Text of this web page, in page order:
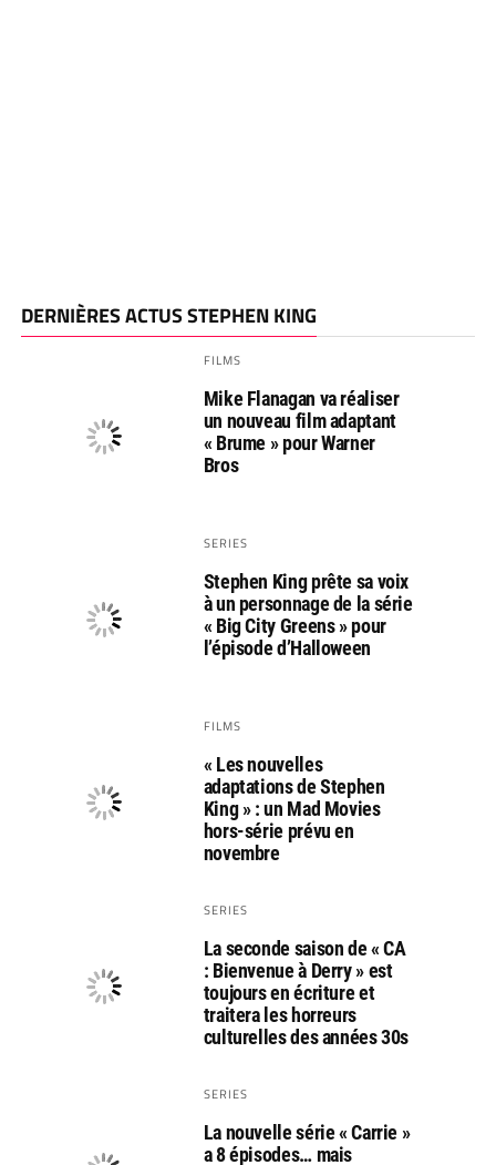
DERNIÈRES ACTUS STEPHEN KING
FILMS
Mike Flanagan va réaliser
un nouveau film adaptant
« Brume » pour Warner
Bros
SERIES
Stephen King prête sa voix
à un personnage de la série
« Big City Greens » pour
l’épisode d’Halloween
FILMS
« Les nouvelles
adaptations de Stephen
King » : un Mad Movies
hors-série prévu en
novembre
SERIES
La seconde saison de « CA
: Bienvenue à Derry » est
toujours en écriture et
traitera les horreurs
culturelles des années 30s
SERIES
La nouvelle série « Carrie »
a 8 épisodes… mais